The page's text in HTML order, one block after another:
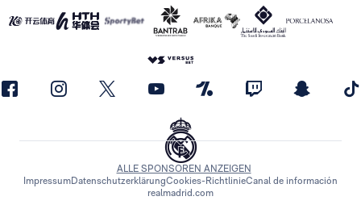
ALLE SPONSOREN ANZEIGEN
ImpressumDatenschutzerklärungCookies-RichtlinieCanal de información
realmadrid.com